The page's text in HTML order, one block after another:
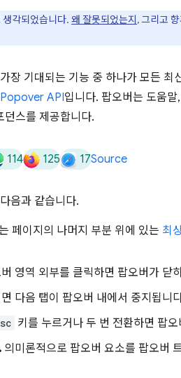
각되었습니다. 왜 잘못되었는지, 그리고
장 기대되는 기능 중 하나가 모든
Popover API입니다. 팝오버는 도움
던스를 제공합니다.
114 125 17Source
음과 같습니다.
페이지의 나머지 부분 위에 있는 최
영역 외부를 클릭하면 팝오버가 닫
다음 탭이 팝오버 내에서 중지됩니
키를 누르거나 두 번 전환하면 팝
의미론적으로 팝오버 요소를 팝오버